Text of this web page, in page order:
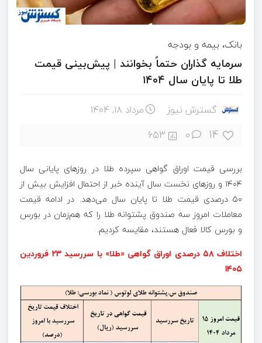
بانک، بیمه و بودجه
سرمایه گذاران حتماً بخوانند | پیش‌بینی قیمت
طلا تا پایان سال ۱۴۰۴
گسترش نیوز مرداد ۱۸, ۱۴۰۴
14
0
653
بررسی قیمت اوراق گواهی سپرده طلا در روز‌های پایانی سال
۱۴۰۴ و روز‌های نخست سال آینده خبر از احتمال افزایش بیش از
۵۰ درصدی قیمت طلا تا پایان سال می‌دهد. در ادامه قیمت
معاملات امروز سه صندوق پشتوانه طلا را که هم‌زمان در بورس
و بورس کالا فعال هستند، مقایسه کردیم.
اختلاف ۵۸ درصدی اوراق گواهی «طلا» با سررسید ۲۳ فروردین
۱۴۰۵